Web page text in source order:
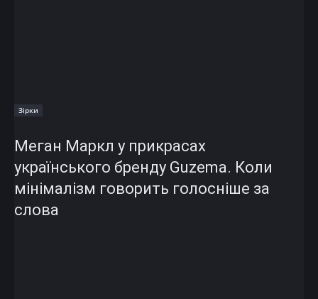
Зірки
Меган Маркл у прикрасах
українського бренду Guzema. Коли
мінімалізм говорить голосніше за
слова